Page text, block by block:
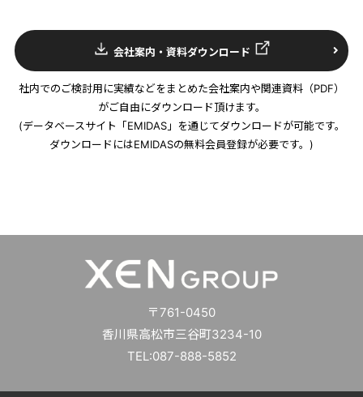
会社案内・資料ダウンロード
社内でのご検討用に実績などをまとめた会社案内や関連資料（PDF）
がご自由にダウンロード頂けます。
(データベースサイト「EMIDAS」を通じてダウンロードが可能です。
ダウンロードにはEMIDASの無料会員登録が必要です。)
〒761-0450
香川県高松市三谷町3234-10
TEL:087-888-5852